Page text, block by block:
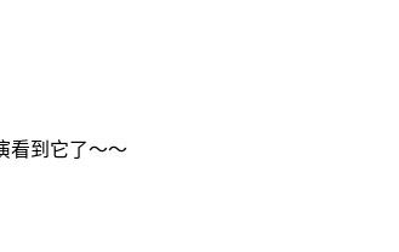
看到它了～～